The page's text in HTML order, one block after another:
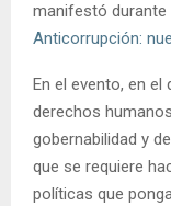
manifestó durante
Anticorrupción:
En el evento, en
derechos
gobernabilidad y
que se requiere
políticas que